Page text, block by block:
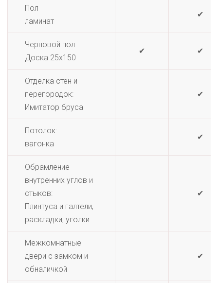
Пол
ламинат
✔
Черновой пол
Доска 25х150
✔ ✔
Отделка стен и
перегородок:
Имитатор бруса
✔
Потолок:
вагонка
✔
Обрамление
внутренних углов и
стыков:
Плинтуса и галтели,
раскладки, уголки
✔
Межкомнатные
двери с замком и
обналичкой
✔